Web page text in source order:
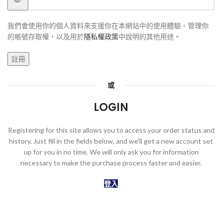
我們會使用你的個人資料來支援你在本網站中的使用體驗、管理你
的帳號存取權，以及用於隱私權政策中說明的其他用途。
註冊
或
LOGIN
Registering for this site allows you to access your order status and
history. Just fill in the fields below, and we'll get a new account set
up for you in no time. We will only ask you for information
necessary to make the purchase process faster and easier.
登入